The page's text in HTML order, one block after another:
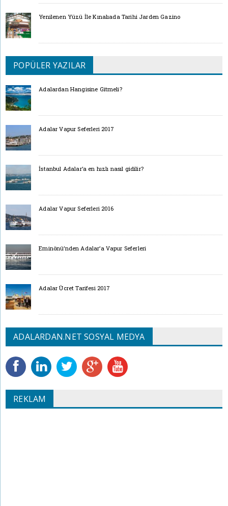
Yenilenen Yüzü İle Kınalıada Tarihi Jarden Gazino
POPÜLER YAZILAR
Adalardan Hangisine Gitmeli?
Adalar Vapur Seferleri 2017
İstanbul Adalar’a en hızlı nasıl gidilir?
Adalar Vapur Seferleri 2016
Eminönü’nden Adalar’a Vapur Seferleri
Adalar Ücret Tarifesi 2017
ADALARDAN.NET SOSYAL MEDYA
REKLAM